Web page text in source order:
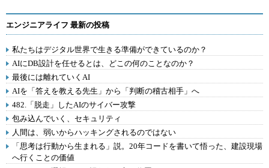
エンジニアライフ 最新の投稿
私たちはデジタル世界で生きる準備ができているのか？
AIにDB設計を任せるとは、どこの何のことなのか？
最後には離れていくAI
AIを「答えを教える先生」から「判断の稽古相手」へ
482.「脱走」したAIのサイバー攻撃
包み込んでいく、セキュリティ
人間は、弱いからハッキングされるのではない
「思考は行動から生まれる」説。20年コードを書いて悟った、建設現場
へ行くことの価値